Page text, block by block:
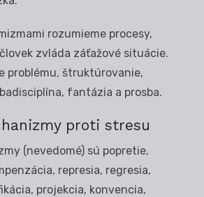
rozumieme procesy,
zvláda záťažové situácie.
problému, štruktúrovanie,
fantázia a prosba.
proti stresu
(nevedomé) sú popretie,
represia, regresia,
projekcia, konvencia,